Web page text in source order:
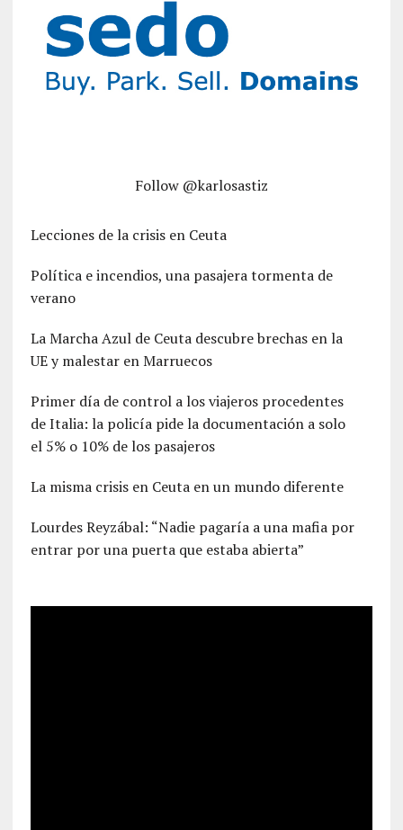
Follow @karlosastiz
Lecciones de la crisis en Ceuta
Política e incendios, una pasajera tormenta de
verano
La Marcha Azul de Ceuta descubre brechas en la
UE y malestar en Marruecos
Primer día de control a los viajeros procedentes
de Italia: la policía pide la documentación a solo
el 5% o 10% de los pasajeros
La misma crisis en Ceuta en un mundo diferente
Lourdes Reyzábal: “Nadie pagaría a una mafia por
entrar por una puerta que estaba abierta”